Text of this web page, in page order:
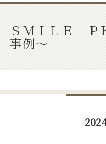
ＳＭＩＬＥ Ｐ
事例～